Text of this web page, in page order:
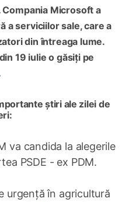
Microsoft a
a serviciilor sale, care a
din întreaga lume.
19 iulie o găsiți pe
știri ale zilei de
va candida la alegerile
PSDE - ex PDM.
urgență în agricultură